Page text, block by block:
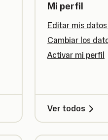
Mi perfil
Editar mis
Cambiar los
Activar mi perfil
Ver todos